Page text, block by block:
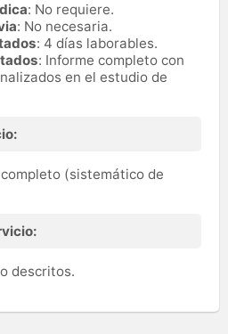
: No requiere.
: No necesaria.
: 4 días laborables.
: Informe completo con
en el estudio de
(sistemático de
descritos.